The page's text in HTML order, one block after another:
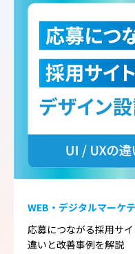
WEB・デジタルマーケ
応募につながる採用サ
違いと改善事例を解説